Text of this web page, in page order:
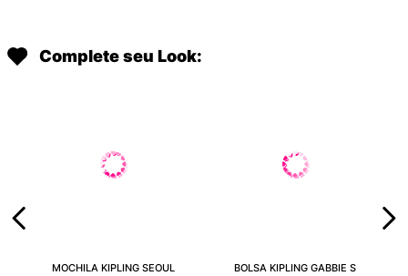
Complete seu Look:
MOCHILA KIPLING SEOUL
BOLSA KIPLING GABBIE S